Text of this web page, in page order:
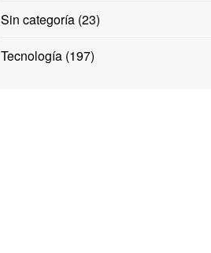
Sin categoría(23)
Tecnología(197)